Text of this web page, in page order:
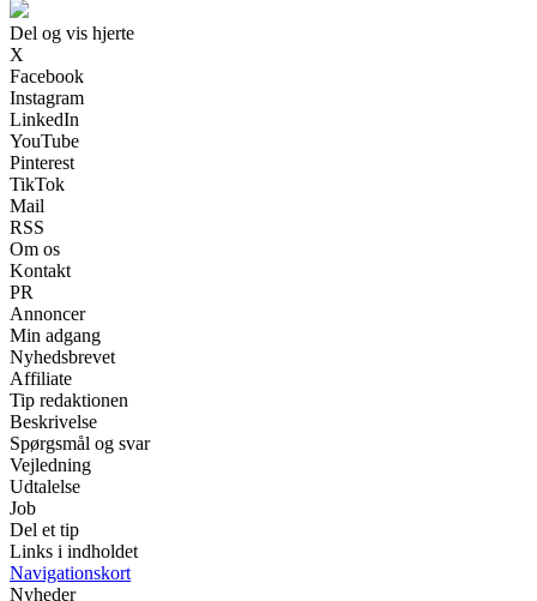
Del og vis hjerte
X
Facebook
Instagram
LinkedIn
YouTube
Pinterest
TikTok
Mail
RSS
Om os
Kontakt
PR
Annoncer
Min adgang
Nyhedsbrevet
Affiliate
Tip redaktionen
Beskrivelse
Spørgsmål og svar
Vejledning
Udtalelse
Job
Del et tip
Links i indholdet
Navigationskort
Nyheder